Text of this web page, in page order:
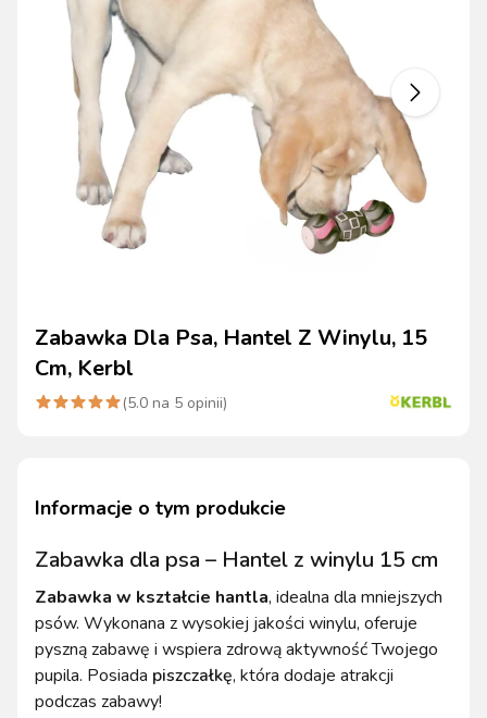
Zabawka Dla Psa, Hantel Z Winylu, 15
Cm, Kerbl
(5.0 na 5 opinii)
Informacje o tym produkcie
Zabawka dla psa – Hantel z winylu 15 cm
Zabawka w kształcie hantla, idealna dla mniejszych
psów. Wykonana z wysokiej jakości winylu, oferuje
pyszną zabawę i wspiera zdrową aktywność Twojego
pupila. Posiada piszczałkę, która dodaje atrakcji
podczas zabawy!